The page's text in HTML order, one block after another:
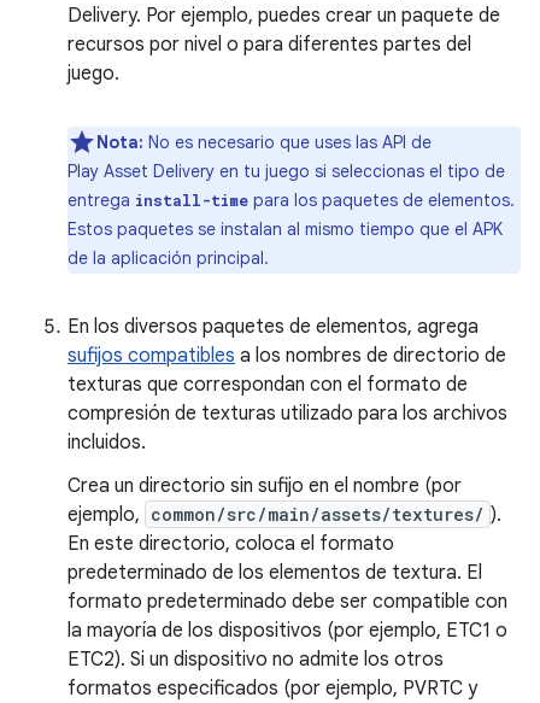
Delivery. Por ejemplo, puedes crear un paquete de
recursos por nivel o para diferentes partes del
juego.
Nota: No es necesario que uses las API de
Play Asset Delivery en tu juego si seleccionas el tipo de
entrega install-time para los paquetes de elementos.
Estos paquetes se instalan al mismo tiempo que el APK
de la aplicación principal.
En los diversos paquetes de elementos, agrega
sufijos compatibles a los nombres de directorio de
texturas que correspondan con el formato de
compresión de texturas utilizado para los archivos
incluidos.
Crea un directorio sin sufijo en el nombre (por
ejemplo, common/src/main/assets/textures/ ).
En este directorio, coloca el formato
predeterminado de los elementos de textura. El
formato predeterminado debe ser compatible con
la mayoría de los dispositivos (por ejemplo, ETC1 o
ETC2). Si un dispositivo no admite los otros
formatos especificados (por ejemplo, PVRTC y